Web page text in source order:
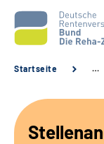
Unsere Kliniken
Startseite …